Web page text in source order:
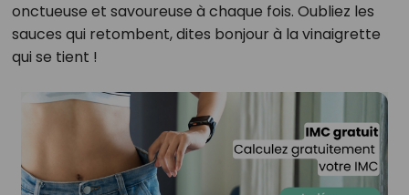
onctueuse et savoureuse à chaque fois. Oubliez les
sauces qui retombent, dites bonjour à la vinaigrette
qui se tient !